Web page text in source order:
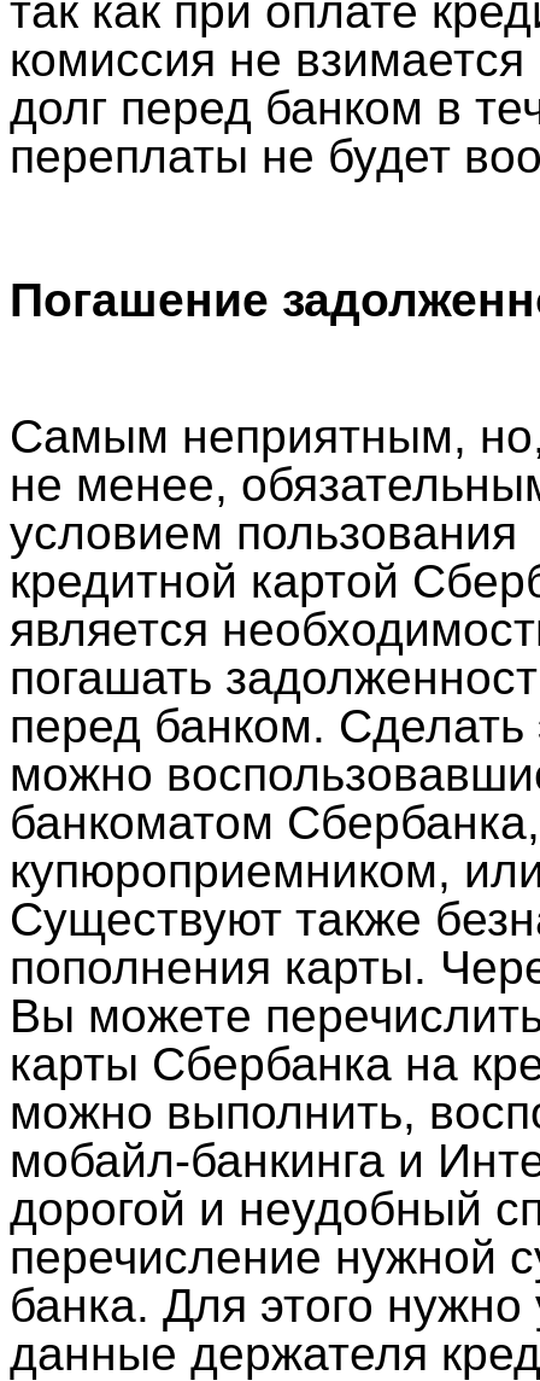
так как при оплате
комиссия не
долг перед банком в
переплаты не будет
Погашение
Самым неприятным,
не менее,
условием пользования
кредитной картой
является
погашать
перед банком. Сделать
можно
банкоматом
купюроприемником,
Существуют также
пополнения карты.
Вы можете
карты Сбербанка на
можно выполнить,
мобайл-банкинга и
дорогой и неудобный
перечисление нужной
банка. Для этого
данные держателя